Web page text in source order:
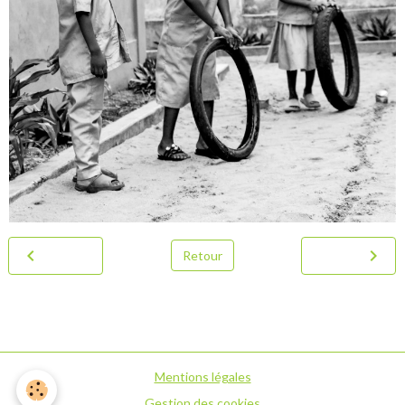
Retour
Mentions légales